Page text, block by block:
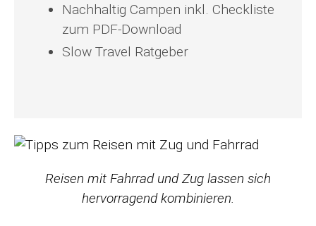
Nachhaltig Campen inkl. Checkliste
zum PDF-Download
Slow Travel Ratgeber
Reisen mit Fahrrad und Zug lassen sich
hervorragend kombinieren.